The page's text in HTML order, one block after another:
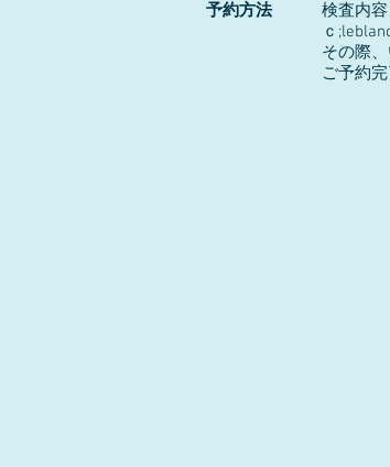
予約方法検査内容と受
ｃ;
その際、いくつか
ご予約完了後、当